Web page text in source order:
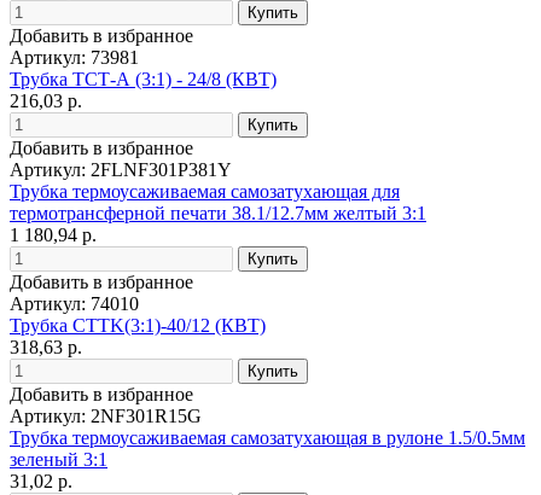
Добавить в избранное
Артикул: 73981
Трубка ТСТ-А (3:1) - 24/8 (КВТ)
216,03 р.
Добавить в избранное
Артикул: 2FLNF301P381Y
Трубка термоусаживаемая самозатухающая для
термотрансферной печати 38.1/12.7мм желтый 3:1
1 180,94 р.
Добавить в избранное
Артикул: 74010
Трубка CTTK(3:1)-40/12 (КВТ)
318,63 р.
Добавить в избранное
Артикул: 2NF301R15G
Трубка термоусаживаемая самозатухающая в рулоне 1.5/0.5мм
зеленый 3:1
31,02 р.